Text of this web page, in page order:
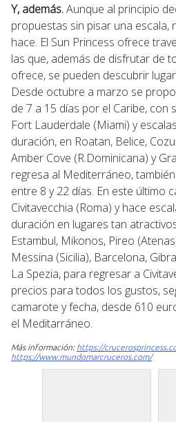
Y, además.Aunque al principio
propuestas sin pisar una escala,
hace. El Sun Princess ofrece
las que, además de disfrutar de
ofrece, se pueden descubrir
Desde octubre a marzo se
de 7 a 15 días por el Caribe, con
Fort Lauderdale (Miami) y
duración, en Roatan, Belice,
Amber Cove (R.Dominicana) y
regresa al Mediterráneo,
entre 8 y 22 días. En este último
Civitavecchia (Roma) y hace
duración en lugares tan
Estambul, Mikonos, Pireo
Messina (Sicilia), Barcelona,
La Spezia, para regresar a
precios para todos los gustos,
camarote y fecha, desde 610
el Meditarráneo.
Más información: https://
https://www.mundomarcruceros.com/